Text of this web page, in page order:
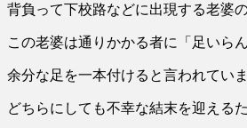
背負って下校路などに出現する老婆の
この老婆は通りかかる者に 「足いら
余分な足を一本付けると言われていま
どちらにしても不幸な結末を迎える